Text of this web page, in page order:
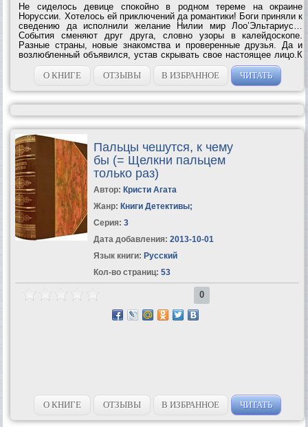
Не сиделось девице спокойно в родном тереме на окраине
Норуссии. Хотелось ей приключений да романтики! Боги приняли к
сведению да исполнили желание Нилии мир Лоо’Эльтариус…
События сменяют друг друга, словно узоры в калейдоскопе.
Разные страны, новые знакомства и проверенные друзья. Да и
возлюбленный объявился, устав скрывать свое настоящее лицо.К
чему приведут неискушенную девицу объятия дракона? Вознесут
до небес или бросят в...
О КНИГЕ ОТЗЫВЫ В ИЗБРАННОЕ ЧИТАТЬ
Пальцы чешутся, к чему
бы (= Щелкни пальцем
только раз)
Автор: Кристи Агата
Жанр: Книги Детективы;
Серия: 3
Дата добавления: 2013-10-01
Язык книги: Русский
Кол-во страниц: 53
0
О КНИГЕ ОТЗЫВЫ В ИЗБРАННОЕ ЧИТАТЬ